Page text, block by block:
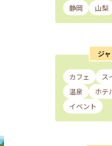
静岡
山梨
ジ
カフェ ス
温泉
ホテ
イベント